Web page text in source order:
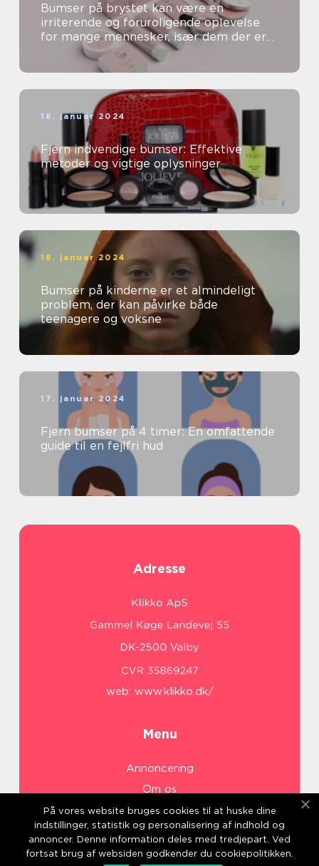
Bumser på brystet kan være en
irriterende og foruroligende oplevelse
for mange mennesker, især dem der er
særligt opmærksomme på deres
skønhed og kosm...
18. januar 2024
Fjern indvendige bumser: Effektive
metoder og vigtige oplysninger
18. januar 2024
Bumser på kinderne er et almindeligt
problem, der kan påvirke både
teenagere og voksne
17. januar 2024
Fjern bumser på 4 timer: En omfattende
guide til en fejlfri hud
Adresse
web: www.klikko.dk/
Menu
Annoncering
Om os
Cookies
Kontakt os
Sitemap
På vores website bruges cookies til at huske dine
indstillinger, statistik og personalisering af indhold og
annoncer. Denne information deles med tredjepart. Ved
fortsat brug af websiden godkender du cookiepolitikken.